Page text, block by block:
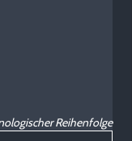
Reihenfolge